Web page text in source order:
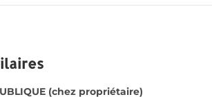
(chez propriétaire)